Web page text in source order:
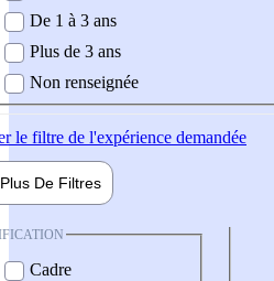
De 1 à 3 ans
Plus de 3 ans
Non renseignée
le filtre de l'expérience demandée
Plus De Filtres
Cadre